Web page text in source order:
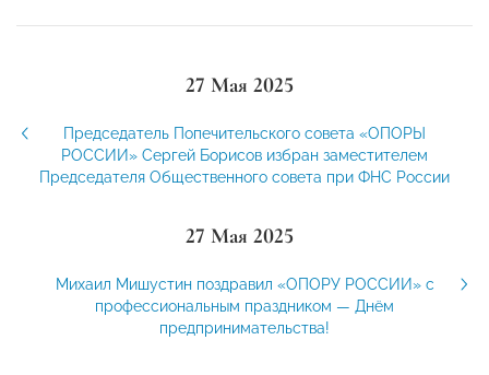
27 Мая 2025
Председатель Попечительского совета «ОПОРЫ
РОССИИ» Сергей Борисов избран заместителем
Председателя Общественного совета при ФНС России
27 Мая 2025
Михаил Мишустин поздравил «ОПОРУ РОССИИ» с
профессиональным праздником — Днём
предпринимательства!